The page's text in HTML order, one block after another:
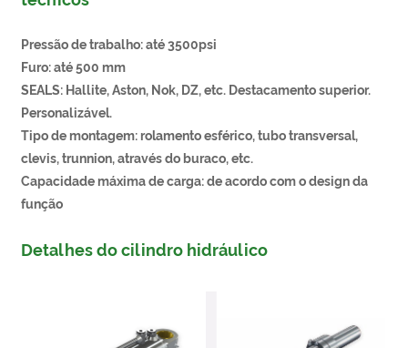
Pressão de trabalho: até 3500psi
Furo: até 500 mm
SEALS: Hallite, Aston, Nok, DZ, etc. Destacamento superior.
Personalizável.
Tipo de montagem: rolamento esférico, tubo transversal,
clevis, trunnion, através do buraco, etc.
Capacidade máxima de carga: de acordo com o design da
função
Detalhes do cilindro hidráulico